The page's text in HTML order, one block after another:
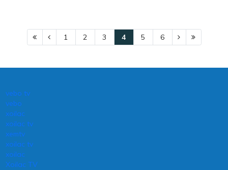
1 2 3 4 5 6
vebo tv
vebo
xoilac
xoilac tv
xemtv
xoilac tv
xoilac
Xoilac TV